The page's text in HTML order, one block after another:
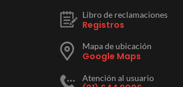
Libro de reclamaciones
Registros
Mapa de ubicación
Google Maps
Atención al usuario